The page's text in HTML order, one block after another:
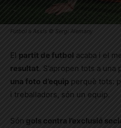
Futbol a Assís © Sergi Alemany
El partit de futbol acaba i el
resultat. S’apropen tots a
una foto d’equip perquè tots:
i treballadors, són un equip.
Són gols contra l’exclusió